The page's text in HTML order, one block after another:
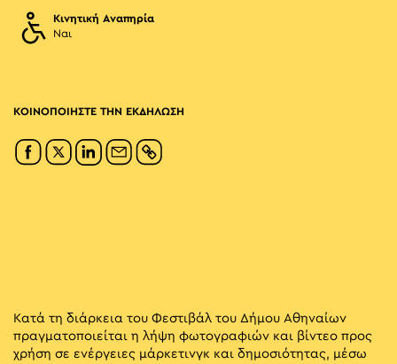
Κινητική Αναπηρία
Ναι
ΚΟΙΝΟΠΟΙΗΣΤΕ ΤΗΝ ΕΚΔΗΛΩΣΗ
Κατά τη διάρκεια του Φεστιβάλ του Δήμου Αθηναίων
πραγματοποιείται η λήψη φωτογραφιών και βίντεο προς
χρήση σε ενέργειες μάρκετινγκ και δημοσιότητας, μέσω